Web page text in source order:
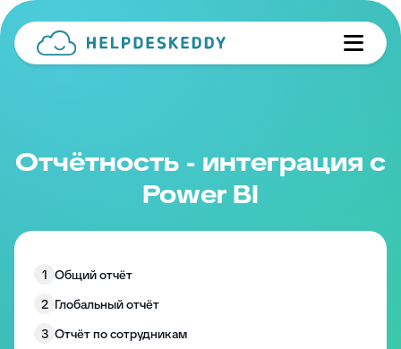
Отчётность - интеграция с
Power BI
1 Общий отчёт
2 Глобальный отчёт
3 Отчёт по сотрудникам